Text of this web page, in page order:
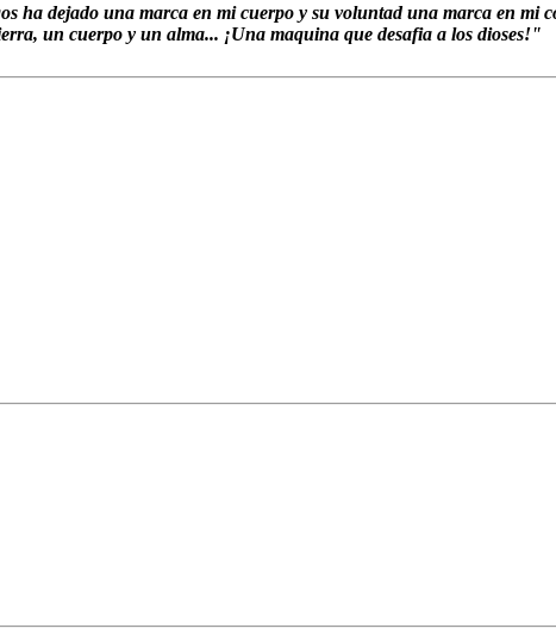
ha dejado una marca en mi cuerpo y su voluntad una marca en mi
un cuerpo y un alma... ¡Una maquina que desafia a los dioses!"